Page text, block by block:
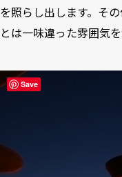
を照らし出します。そ
とは一味違った雰囲気を
Save